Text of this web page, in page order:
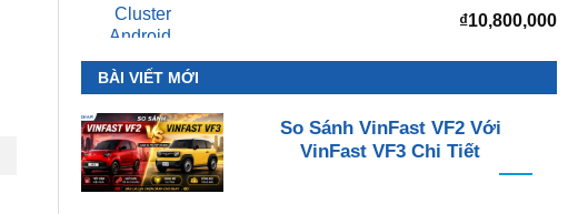
₫10,800,000
BÀI VIẾT MỚI
So Sánh VinFast VF2 Với
VinFast VF3 Chi Tiết